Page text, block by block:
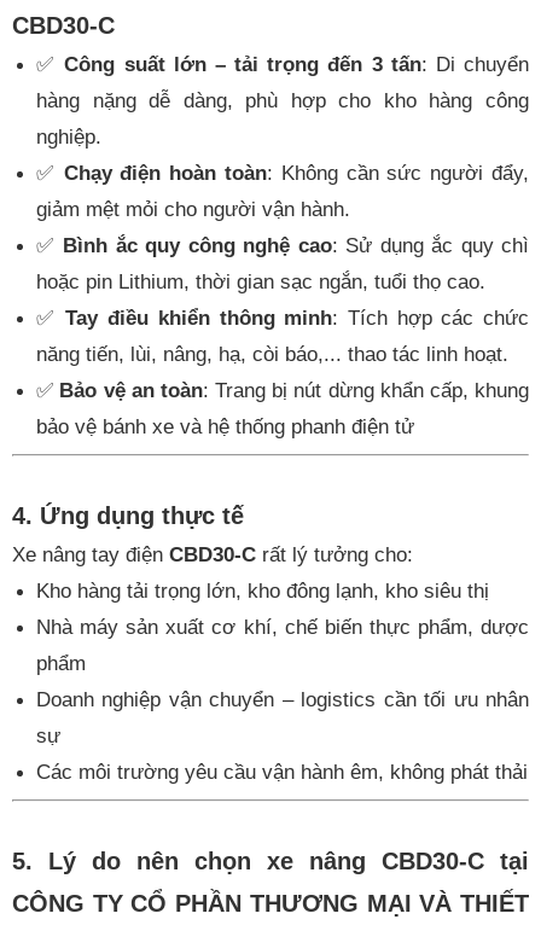
CBD30-C
✅Công suất lớn – tải trọng đến 3 tấn: Di chuyển
hàng nặng dễ dàng, phù hợp cho kho hàng công
nghiệp.
✅ Chạy điện hoàn toàn: Không cần sức người đẩy,
giảm mệt mỏi cho người vận hành.
✅ Bình ắc quy công nghệ cao: Sử dụng ắc quy chì
hoặc pin Lithium, thời gian sạc ngắn, tuổi thọ cao.
✅Tay điều khiển thông minh: Tích hợp các chức
năng tiến, lùi, nâng, hạ, còi báo,... thao tác linh hoạt.
✅ Bảo vệ an toàn: Trang bị nút dừng khẩn cấp, khung
bảo vệ bánh xe và hệ thống phanh điện tử
4. Ứng dụng thực tế
Xe nâng tay điện CBD30-C rất lý tưởng cho:
Kho hàng tải trọng lớn, kho đông lạnh, kho siêu thị
Nhà máy sản xuất cơ khí, chế biến thực phẩm, dược
phẩm
Doanh nghiệp vận chuyển – logistics cần tối ưu nhân
sự
Các môi trường yêu cầu vận hành êm, không phát thải
5. Lý do nên chọn xe nâng CBD30-C tại
CÔNG TY CỔ PHẦN THƯƠNG MẠI VÀ THIẾT